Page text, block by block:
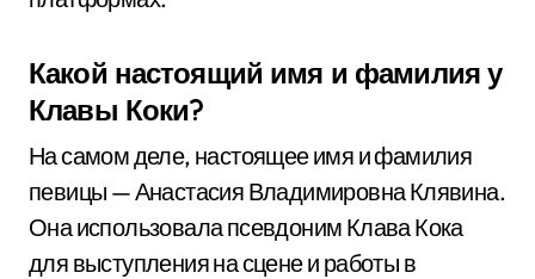
Какой настоящий имя и фамилия у
Клавы Коки?
На самом деле, настоящее имя и фамилия
певицы — Анастасия Владимировна Клявина.
Она использовала псевдоним Клава Кока
для выступления на сцене и работы в